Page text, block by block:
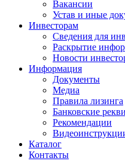
Вакансии
Устав и иные
Инвесторам
Сведения для
Раскрытие
Новости
Информация
Документы
Медиа
Правила лизинга
Банковские
Рекомендации
Каталог
Контакты